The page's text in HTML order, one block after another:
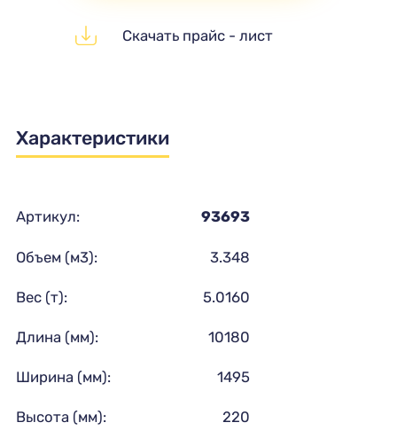
Скачать прайс - лист
Характеристики
Артикул: 93693
Объем (м3): 3.348
Вес (т): 5.0160
Длина (мм): 10180
Ширина (мм): 1495
Высота (мм): 220